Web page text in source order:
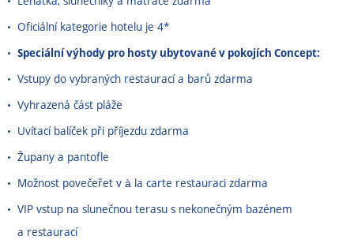
Oficiální kategorie hotelu je 4*
Speciální výhody pro hosty ubytované v pokojích Concept:
Vstupy do vybraných restaurací a barů zdarma
Vyhrazená část pláže
Uvítací balíček při příjezdu zdarma
Župany a pantofle
Možnost povečeřet v à la carte restauraci zdarma
VIP vstup na slunečnou terasu s nekonečným bazénem
a restaurací